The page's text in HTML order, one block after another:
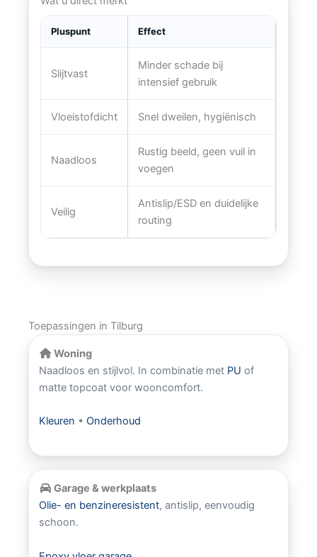
Pluspunt Effect
Slijtvast
Minder schade bij
intensief gebruik
Vloeistofdicht Snel dweilen, hygiënisch
Naadloos
Rustig beeld, geen vuil in
voegen
Veilig
Antislip/ESD en duidelijke
routing
Toepassingen in Tilburg
Woning
Naadloos en stijlvol. In combinatie met PU of
matte topcoat voor wooncomfort.
Kleuren • Onderhoud
Garage & werkplaats
Olie- en benzineresistent, antislip, eenvoudig
schoon.